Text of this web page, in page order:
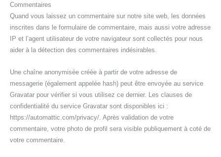
Commentaires
Quand vous laissez un commentaire sur notre site web, les données
inscrites dans le formulaire de commentaire, mais aussi votre adresse
IP et l’agent utilisateur de votre navigateur sont collectés pour nous
aider à la détection des commentaires indésirables.
Une chaîne anonymisée créée à partir de votre adresse de
messagerie (également appelée hash) peut être envoyée au service
Gravatar pour vérifier si vous utilisez ce dernier. Les clauses de
confidentialité du service Gravatar sont disponibles ici :
https://automattic.com/privacy/. Après validation de votre
commentaire, votre photo de profil sera visible publiquement à coté de
votre commentaire.